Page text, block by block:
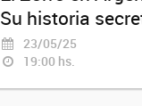
Su historia
23/05/25
19:00 hs.